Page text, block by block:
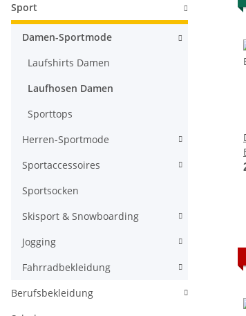
Sport
Damen-Sportmode
Laufshirts Damen
Laufhosen Damen
Sporttops
Herren-Sportmode
Sportaccessoires
Sportsocken
Skisport & Snowboarding
Jogging
Fahrradbekleidung
Berufsbekleidung